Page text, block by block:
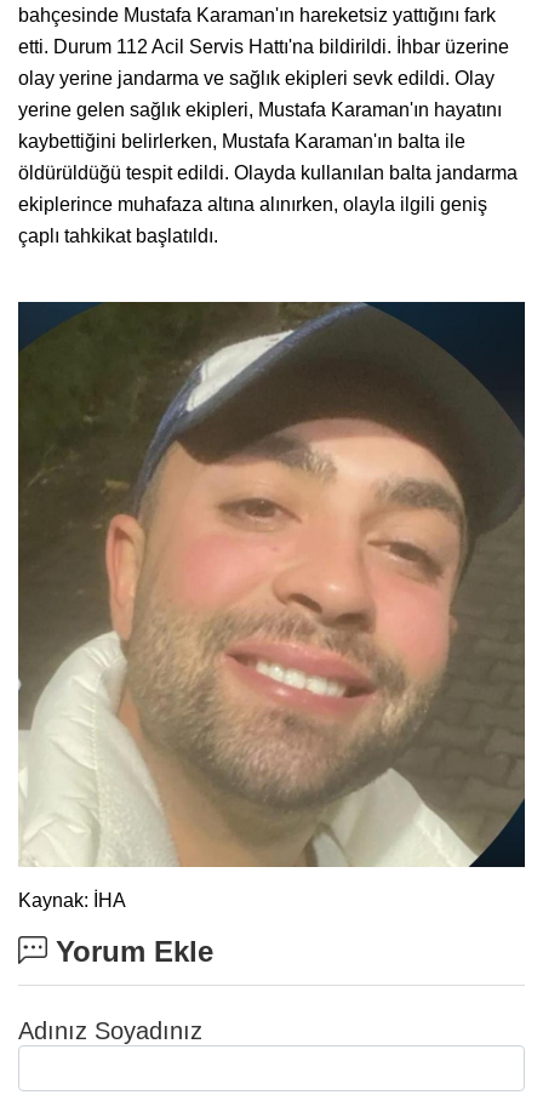
bahçesinde Mustafa Karaman'ın hareketsiz yattığını fark
etti. Durum 112 Acil Servis Hattı'na bildirildi. İhbar üzerine
olay yerine jandarma ve sağlık ekipleri sevk edildi. Olay
yerine gelen sağlık ekipleri, Mustafa Karaman'ın hayatını
kaybettiğini belirlerken, Mustafa Karaman'ın balta ile
öldürüldüğü tespit edildi. Olayda kullanılan balta jandarma
ekiplerince muhafaza altına alınırken, olayla ilgili geniş
çaplı tahkikat başlatıldı.
Kaynak: İHA
Yorum Ekle
Adınız Soyadınız